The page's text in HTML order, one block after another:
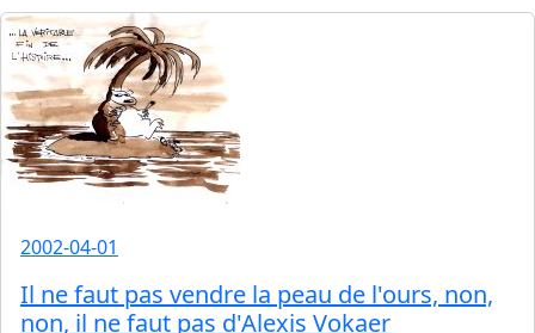
2002-04-01
Il ne faut pas vendre la peau de l'ours, non,
non, il ne faut pas d'Alexis Vokaer